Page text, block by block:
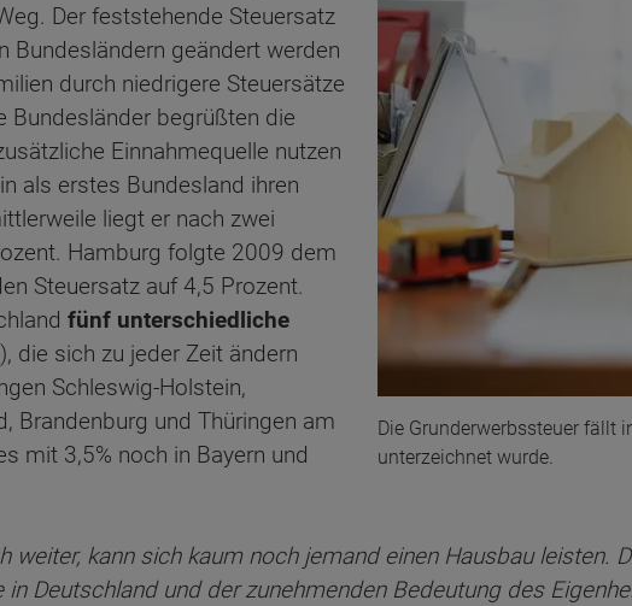
Die Grunderwerbssteuer fällt
unterzeichnet wurde.
Der feststehende Steuersatz
Bundesländern geändert werden
durch niedrigere Steuersätze
Bundesländer begrüßten die
Einnahmequelle nutzen
als erstes Bundesland ihren
liegt er nach zwei
Hamburg folgte 2009 dem
Steuersatz auf 4,5 Prozent.
fünf unterschiedliche
die sich zu jeder Zeit ändern
Schleswig-Holstein,
Brandenburg und Thüringen am
mit 3,5% noch in Bayern und
weiter, kann sich kaum noch jemand einen Hausbau leisten.
Deutschland und der zunehmenden Bedeutung des